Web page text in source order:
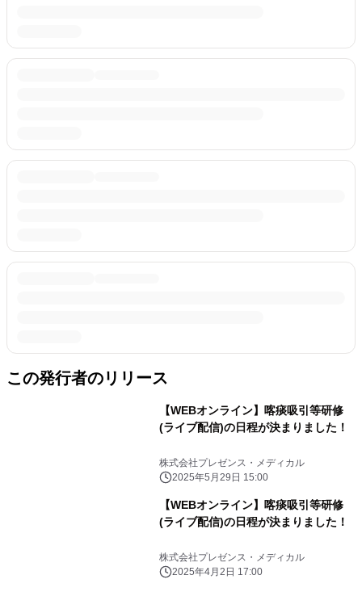
この発行者のリリース
【WEBオンライン】喀痰吸引等研修
(ライブ配信)の日程が決まりました！
株式会社プレゼンス・メディカル
2025年5月29日 15:00
【WEBオンライン】喀痰吸引等研修
(ライブ配信)の日程が決まりました！
株式会社プレゼンス・メディカル
2025年4月2日 17:00